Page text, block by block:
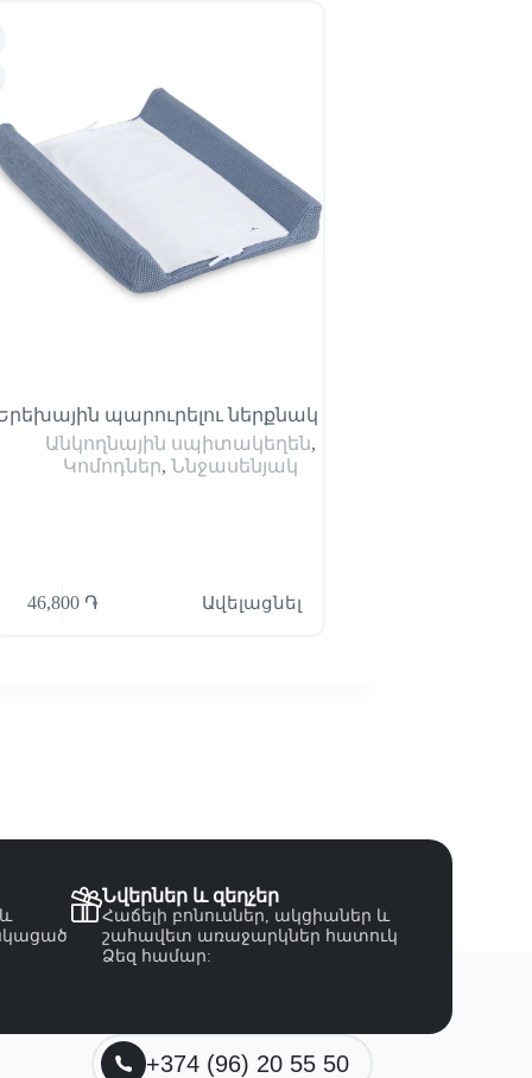
պարուրելու ներքնակ
Անկողնային սպիտակեղեն,
Կոմոդներ,Ննջասենյակ
46,800 ֏ Ավելացնել
Նվերներ և զեղչեր
Հաճելի բոնուսներ, ակցիաներ և
շահավետ առաջարկներ հատուկ
Ձեզ համար:
+374 (96) 20 55 50